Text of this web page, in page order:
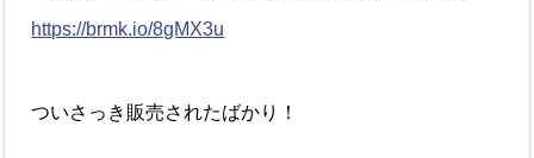
https://brmk.io/8gMX3u
ついさっき販売されたばかり！